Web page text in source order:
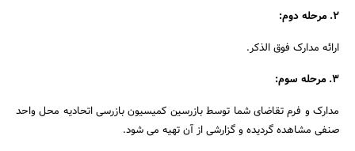
۲. مرحله دوم:
ارائه مدارک فوق الذکر.
۳. مرحله سوم:
مدارک و فرم تقاضای شما توسط بازرسین کمیسیون بازرسی اتحادیه محل واحد
صنفی مشاهده گردیده و گزارشی از آن تهیه می شود.